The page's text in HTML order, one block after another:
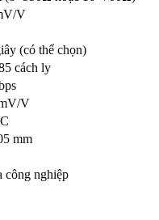
V
(có thể chọn)
cách ly
V
mm
công nghiệp